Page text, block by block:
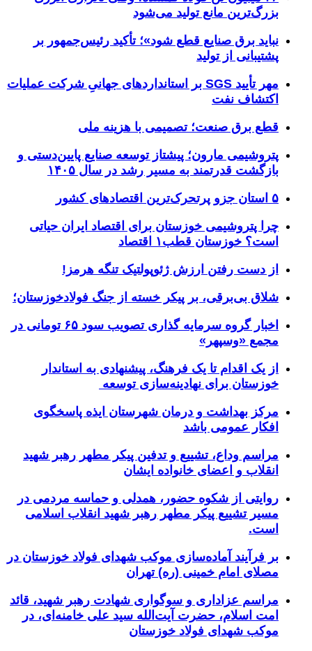
بزرگ‌ترین مانع تولید می‌شود
نباید برق صنایع قطع شود»؛ تأکید رئیس‌جمهور بر
پشتیبانی از تولید
مهر تأیید SGS بر استانداردهای جهانیِ شرکت عملیات
اکتشاف نفت
قطع برق صنعت؛ تصمیمی با هزینه ملی
پتروشیمی مارون؛ پیشتاز توسعه صنایع پایین‌دستی و
بازگشت قدرتمند به مسیر رشد در سال ۱۴۰۵
۵ استان جزو پرتحرک‌ترین اقتصاد‌های کشور
چرا پتروشیمی خوزستان برای اقتصاد ایران حیاتی
است؟ خوزستان قطب۱ اقتصاد
از دست رفتن ارزش ژئوپولتیک تنگه هرمز!
شلاق‌ بی‌برقی، بر پیکر خسته‌ از جنگ فولادخوزستان؛
اخبار گروه سرمایه گذاری تصویب سود ۶۵ تومانی در
مجمع «وسپهر»
از یک اقدام تا یک فرهنگ، پیشنهادی به استاندار
خوزستان برای نهادینه‌سازی توسعه
مرکز بهداشت و درمان شهرستان ایذه پاسخگوی
افکار عمومی باشد
مراسم وداع، تشییع و تدفین پیکر مطهر رهبر شهید
انقلاب و اعضای خانواده ایشان
روایتی از شکوه حضور، همدلی و حماسه مردمی در
مسیر تشییع پیکر مطهر رهبر شهید انقلاب اسلامی
است.
بر فرآیند آماده‌سازی موکب شهدای فولاد خوزستان در
مصلای امام خمینی (ره) تهران
مراسم عزاداری و سوگواری شهادت رهبر شهید، قائد
امت اسلام، حضرت آیت‌الله سید علی خامنه‌ای، در
موکب شهدای فولاد خوزستان